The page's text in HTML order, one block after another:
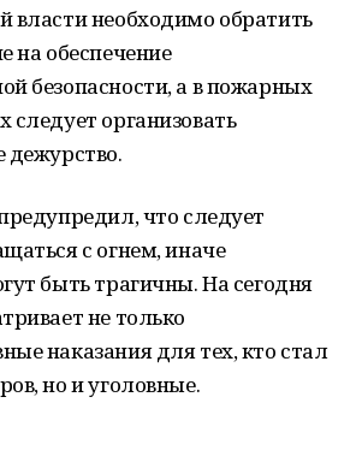
власти необходимо обратить
на обеспечение
безопасности, а в пожарных
следует организовать
дежурство.
что следует
с огнем, иначе
быть трагичны. На сегодня
не только
наказания для тех, кто стал
но и уголовные.